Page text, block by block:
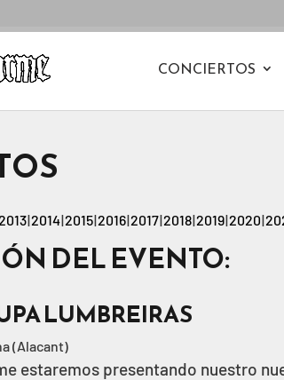
CONCIERTOS
2014 2015 2016 2017 2018 2019 2020
DEL EVENTO:
LUMBREIRAS
(Alacant)
estaremos presentando nuestro